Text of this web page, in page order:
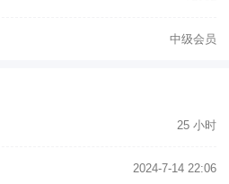
中级会员
25 小时
2024-7-14 22:06